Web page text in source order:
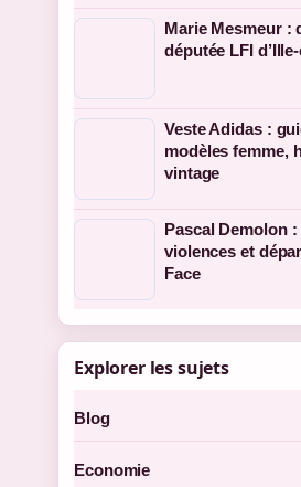
Marie Mesmeur :
députée LFI
Veste Adidas :
modèles femme,
vintage
Pascal Demolon
violences et
Face
Explorer les sujets
Blog
Economie